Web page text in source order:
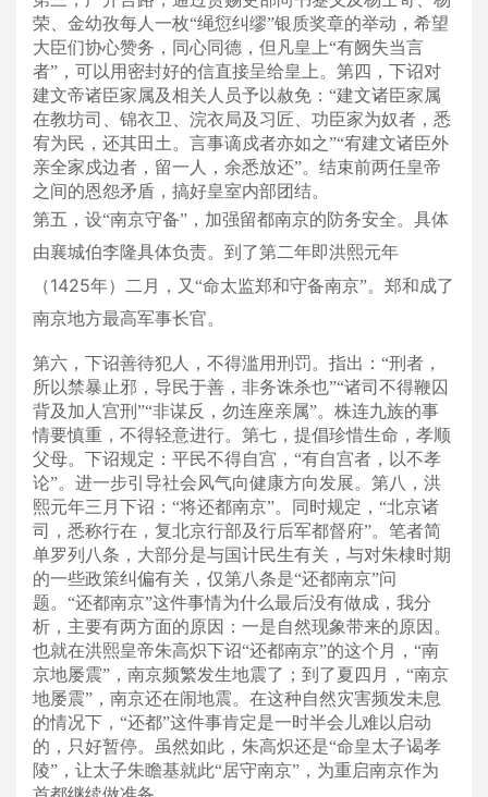
荣、金幼孜每人一枚“绳愆纠缪”银质奖章的举动，希望
大臣们协心赞务，同心同德，但凡皇上“有阙失当言
者”，可以用密封好的信直接呈给皇上。 第四，下诏对
建文帝诸臣家属及相关人员予以赦免：“建文诸臣家属
在教坊司、锦衣卫、浣衣局及习匠、功臣家为奴者，悉
宥为民，还其田土。言事谪戍者亦如之”“宥建文诸臣外
亲全家戍边者，留一人，余悉放还”。结束前两任皇帝
之间的恩怨矛盾，搞好皇室内部团结。
第五，设“南京守备”，加强留都南京的防务安全。具体
由襄城伯李隆具体负责。到了第二年即洪熙元年
（1425年）二月，又“命太监郑和守备南京”。郑和成了
南京地方最高军事长官。
第六，下诏善待犯人，不得滥用刑罚。指出：“刑者，
所以禁暴止邪，导民于善，非务诛杀也”“诸司不得鞭囚
背及加人宫刑”“非谋反，勿连座亲属”。株连九族的事
情要慎重，不得轻意进行。 第七，提倡珍惜生命，孝顺
父母。下诏规定：平民不得自宫，“有自宫者，以不孝
论”。进一步引导社会风气向健康方向发展。 第八，洪
熙元年三月下诏：“将还都南京”。同时规定，“北京诸
司，悉称行在，复北京行部及行后军都督府”。 笔者简
单罗列八条，大部分是与国计民生有关，与对朱棣时期
的一些政策纠偏有关，仅第八条是“还都南京”问
题。 “还都南京”这件事情为什么最后没有做成，我分
析，主要有两方面的原因： 一是自然现象带来的原因。
也就在洪熙皇帝朱高炽下诏“还都南京”的这个月，“南
京地屡震”，南京频繁发生地震了；到了夏四月，“南京
地屡震”，南京还在闹地震。在这种自然灾害频发未息
的情况下，“还都”这件事肯定是一时半会儿难以启动
的，只好暂停。虽然如此，朱高炽还是“命皇太子谒孝
陵”，让太子朱瞻基就此“居守南京”，为重启南京作为